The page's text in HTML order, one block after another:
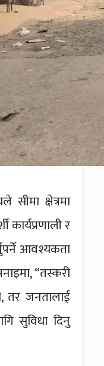
सीमा क्षेत्रमा
र
आवश्यकता
“तस्करी
तर जनतालाई
सुविधा दिनु